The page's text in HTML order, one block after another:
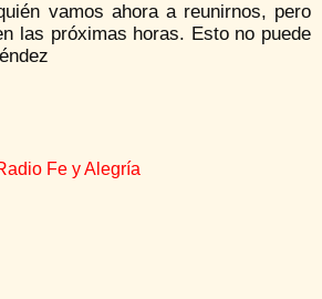
vamos ahora a reunirnos, pero
las próximas horas. Esto no puede
Fe y Alegría